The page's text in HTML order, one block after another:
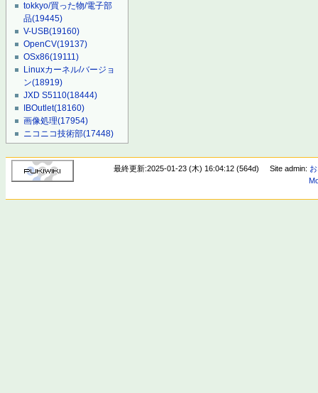
tokkyo/買った物/電子部
品(19445)
V-USB(19160)
OpenCV(19137)
OSx86(19111)
Linuxカーネル/バージョ
ン(18919)
JXD S5110(18444)
IBOutlet(18160)
画像処理(17954)
ニコニコ技術部(17448)
最終更新:2025-01-23 (木) 16:04:12 (564d) Site admin: